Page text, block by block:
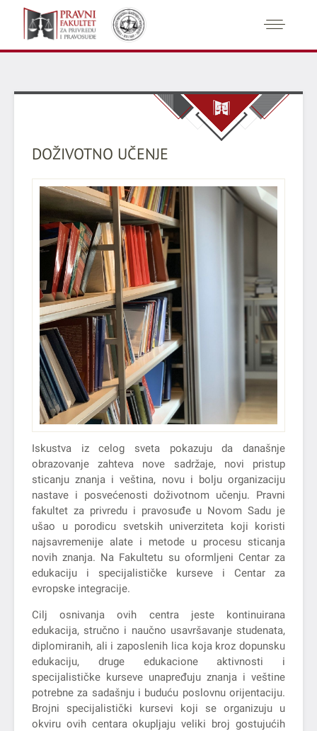
DOŽIVOTNO UČENJE
Iskustva iz celog sveta pokazuju da današnje
obrazovanje zahteva nove sadržaje, novi pristup
sticanju znanja i veština, novu i bolju organizaciju
nastave i posvećenosti doživotnom učenju. Pravni
fakultet za privredu i pravosuđe u Novom Sadu je
ušao u porodicu svetskih univerziteta koji koristi
najsavremenije alate i metode u procesu sticanja
novih znanja. Na Fakultetu su oformljeni Centar za
edukaciju i specijalističke kurseve i Centar za
evropske integracije.
Cilj osnivanja ovih centra jeste kontinuirana
edukacija, stručno i naučno usavršavanje studenata,
diplomiranih, ali i zaposlenih lica koja kroz dopunsku
edukaciju, druge edukacione aktivnosti i
specijalističke kurseve unapređuju znanja i veštine
potrebne za sadašnju i buduću poslovnu orijentaciju.
Brojni specijalistički kursevi koji se organizuju u
okviru ovih centara okupljaju veliki broj gostujućih